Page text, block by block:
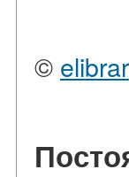
©